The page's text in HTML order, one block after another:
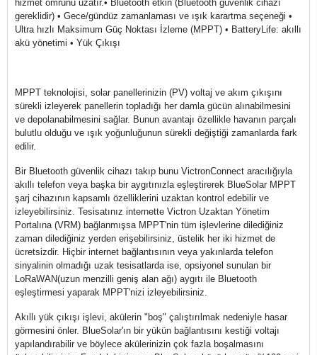
hizmet ömrünü uzatır.• Bluetooth etkin (Bluetooth güvenlik cihazı
gereklidir) • Gece/gündüz zamanlaması ve ışık karartma seçeneği •
Ultra hızlı Maksimum Güç Noktası İzleme (MPPT) • BatteryLife: akıllı
akü yönetimi • Yük Çıkışı
MPPT teknolojisi, solar panellerinizin (PV) voltaj ve akım çıkışını
sürekli izleyerek panellerin topladığı her damla gücün alınabilmesini
ve depolanabilmesini sağlar. Bunun avantajı özellikle havanın parçalı
bulutlu olduğu ve ışık yoğunluğunun sürekli değiştiği zamanlarda fark
edilir.
Bir Bluetooth güvenlik cihazı takıp bunu VictronConnect aracılığıyla
akıllı telefon veya başka bir aygıtınızla eşleştirerek BlueSolar MPPT
şarj cihazının kapsamlı özelliklerini uzaktan kontrol edebilir ve
izleyebilirsiniz. Tesisatınız internette Victron Uzaktan Yönetim
Portalına (VRM) bağlanmışsa MPPT'nin tüm işlevlerine dilediğiniz
zaman dilediğiniz yerden erişebilirsiniz, üstelik her iki hizmet de
ücretsizdir. Hiçbir internet bağlantısının veya yakınlarda telefon
sinyalinin olmadığı uzak tesisatlarda ise, opsiyonel sunulan bir
LoRaWAN(uzun menzilli geniş alan ağı) aygıtı ile Bluetooth
eşleştirmesi yaparak MPPT'nizi izleyebilirsiniz.
Akıllı yük çıkışı işlevi, akülerin "boş" çalıştırılmak nedeniyle hasar
görmesini önler. BlueSolar'ın bir yükün bağlantısını kestiği voltajı
yapılandırabilir ve böylece akülerinizin çok fazla boşalmasını